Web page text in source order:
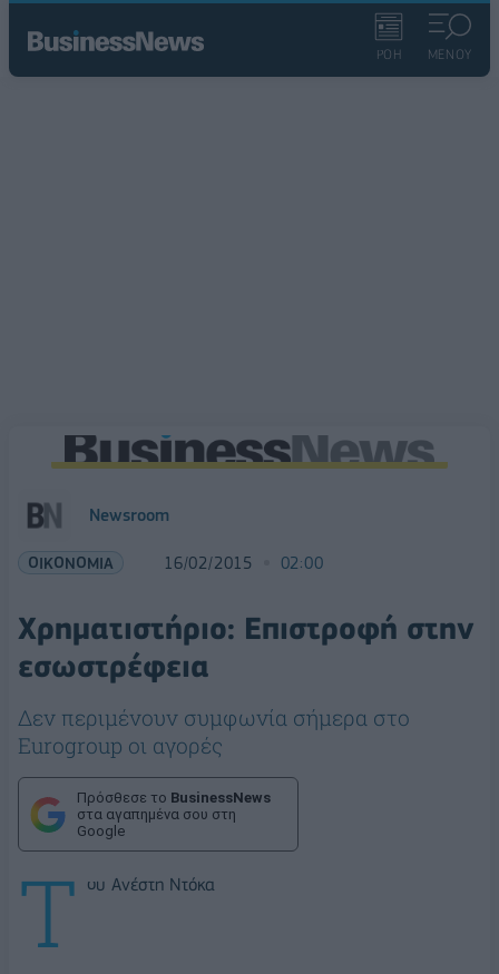
ΡΟΗ ΜΕΝΟΥ
Newsroom
ΟΙΚΟΝΟΜΙΑ 16/02/2015 02:00
Χρηματιστήριο: Επιστροφή στην
εσωστρέφεια
Δεν περιμένουν συμφωνία σήμερα στο
Eurogroup οι αγορές
Πρόσθεσε το BusinessNews
στα αγαπημένα σου στη
Google
Τ ου Ανέστη Ντόκα